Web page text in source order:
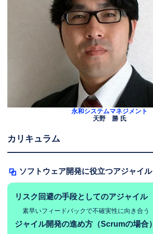
永和システムマネジメント
天野 勝 氏
カリキュラム
ソフトウェア開発に役立つアジャイル
リスク回避の手段としてのアジャイル
素早いフィードバックで不確実性に向き合う
ジャイル開発の進め方（Scrumの場合）